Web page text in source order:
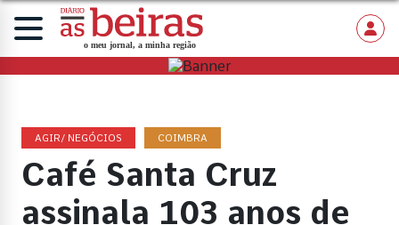
AGIR/ NEGÓCIOS COIMBRA
Café Santa Cruz
assinala 103 anos de